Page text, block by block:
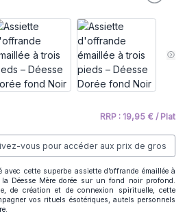
RRP : 19,95 € / Plat
vous pour accéder aux prix de gros
cette superbe assiette d’offrande émaillée à
Déesse Mère dorée sur un fond noir profond.
de création et de connexion spirituelle, cette
vos rituels ésotériques, autels personnels